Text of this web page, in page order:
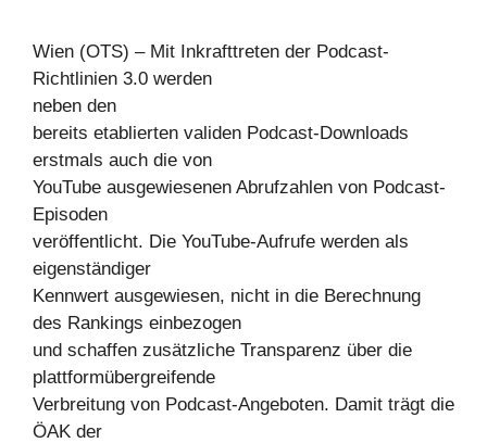
Wien (OTS) – Mit Inkrafttreten der Podcast-
Richtlinien 3.0 werden
neben den
bereits etablierten validen Podcast-Downloads
erstmals auch die von
YouTube ausgewiesenen Abrufzahlen von Podcast-
Episoden
veröffentlicht. Die YouTube-Aufrufe werden als
eigenständiger
Kennwert ausgewiesen, nicht in die Berechnung
des Rankings einbezogen
und schaffen zusätzliche Transparenz über die
plattformübergreifende
Verbreitung von Podcast-Angeboten. Damit trägt die
ÖAK der